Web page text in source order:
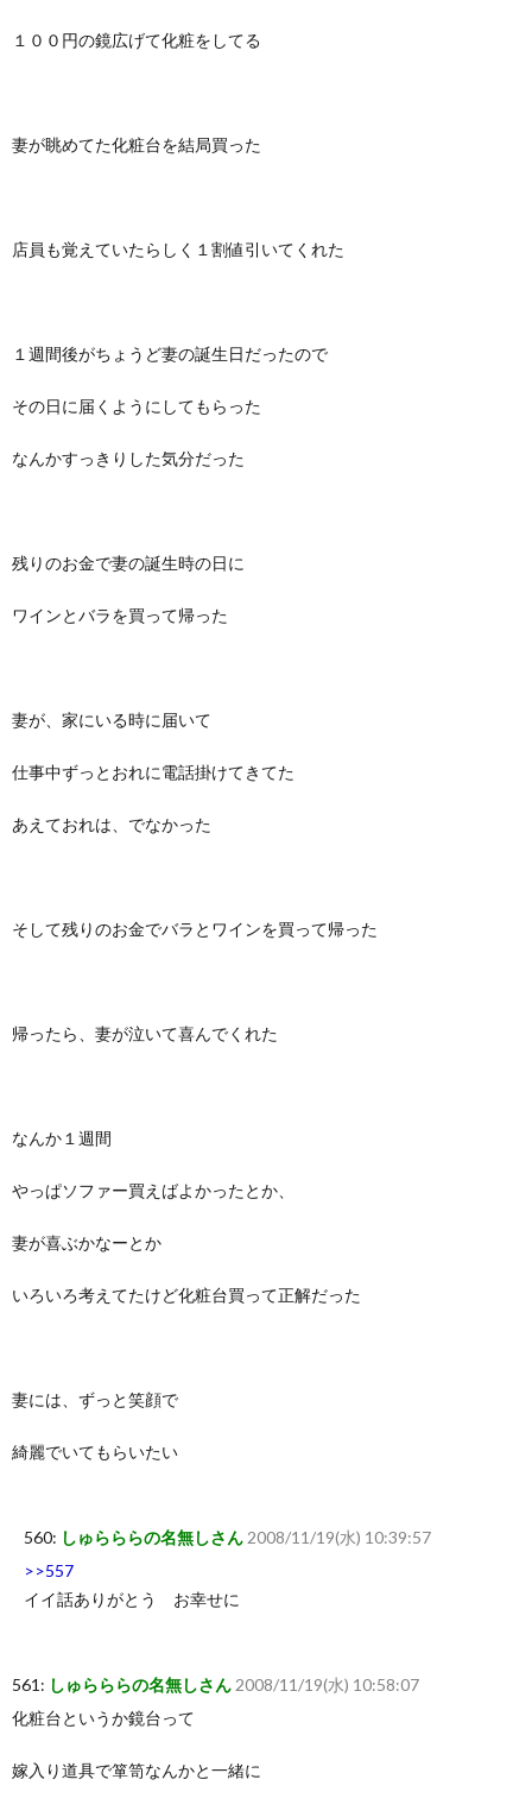
１００円の鏡広げて化粧をしてる
妻が眺めてた化粧台を結局買った
店員も覚えていたらしく１割値引いてくれた
１週間後がちょうど妻の誕生日だったので
その日に届くようにしてもらった
なんかすっきりした気分だった
残りのお金で妻の誕生時の日に
ワインとバラを買って帰った
妻が、家にいる時に届いて
仕事中ずっとおれに電話掛けてきてた
あえておれは、でなかった
そして残りのお金でバラとワインを買って帰った
帰ったら、妻が泣いて喜んでくれた
なんか１週間
やっぱソファー買えばよかったとか、
妻が喜ぶかなーとか
いろいろ考えてたけど化粧台買って正解だった
妻には、ずっと笑顔で
綺麗でいてもらいたい
560: しゅらららの名無しさん 2008/11/19(水) 10:39:57
>>557
イイ話ありがとう お幸せに
561: しゅらららの名無しさん 2008/11/19(水) 10:58:07
化粧台というか鏡台って
嫁入り道具で箪笥なんかと一緒に